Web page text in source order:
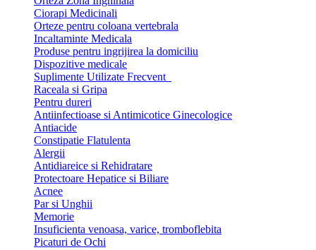
Ciorapi Medicinali
Orteze pentru coloana vertebrala
Incaltaminte Medicala
Produse pentru ingrijirea la domiciliu
Dispozitive medicale
Suplimente Utilizate Frecvent
Raceala si Gripa
Pentru dureri
Antiinfectioase si Antimicotice Ginecologice
Antiacide
Constipatie Flatulenta
Alergii
Antidiareice si Rehidratare
Protectoare Hepatice si Biliare
Acnee
Par si Unghii
Memorie
Insuficienta venoasa, varice, tromboflebita
Picaturi de Ochi